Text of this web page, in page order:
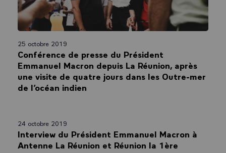
25 octobre 2019
Conférence de presse du Président
Emmanuel Macron depuis La Réunion, après
une visite de quatre jours dans les Outre-mer
de l’océan indien